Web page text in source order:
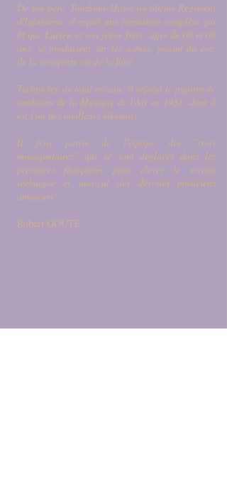
De son père, Tambour-Major au 60ème Régiment
d'Infanterie, il reçoit une formation complète qui
fit que Lucien et son jeune frère, âgés de 06 et 08
ans, se produisent sur les scènes, jouant du cor,
de la trompette ou de la flûte.
Technicien de haut niveau, il rejoint le pupitre de
tambours de la Musique de l'Air en 1951, dont il
est l'un des meilleurs éléments.
Il fera partie de l'équipe des "trois
mousquetaires" qui se sont déplacés dans les
provinces françaises pour élever le niveau
technique et musical des dévoués musiciens
amateurs".
Robert GOUTE